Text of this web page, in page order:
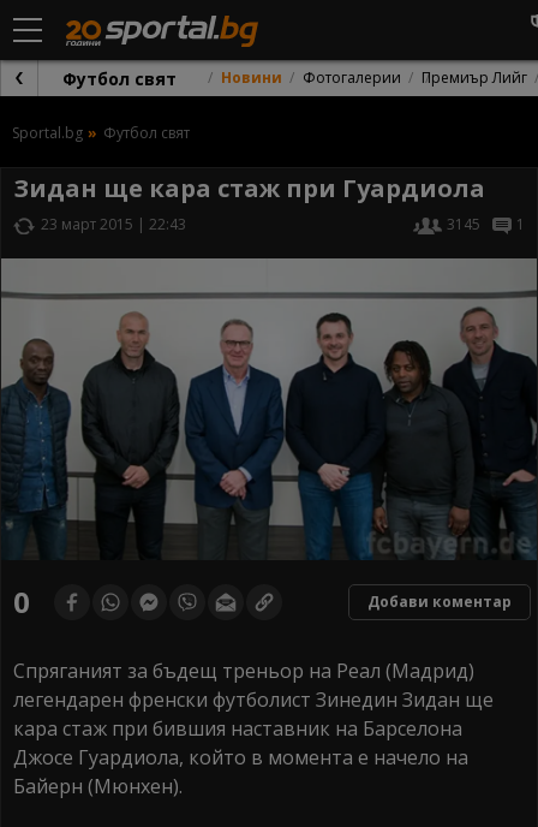
Футбол свят Новини Фотогалерии Премиър Лийг
Sportal.bg Футбол свят
Зидан ще кара стаж при Гуардиола
23 март 2015 | 22:43 3145 1
0 Добави коментар
Спряганият за бъдещ треньор на Реал (Мадрид)
легендарен френски футболист Зинедин Зидан ще
кара стаж при бившия наставник на Барселона
Джосе Гуардиола, който в момента е начело на
Байерн (Мюнхен).